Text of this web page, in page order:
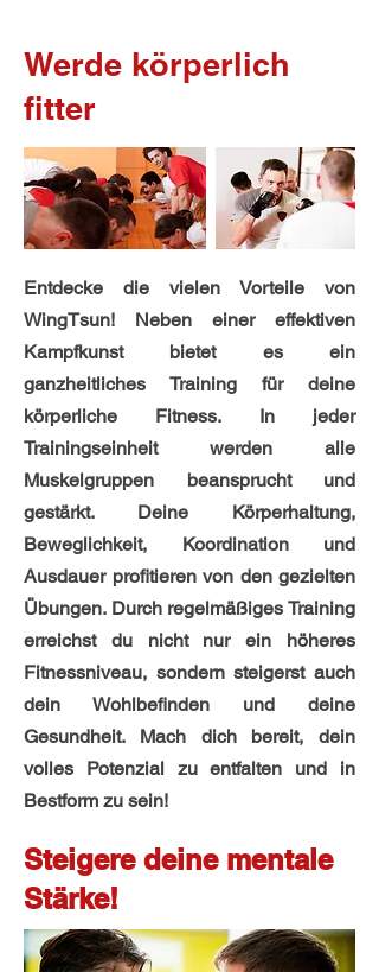
Werde körperlich
fitter
Entdecke die vielen Vorteile von
WingTsun! Neben einer effektiven
Kampfkunst bietet es ein
ganzheitliches Training für deine
körperliche Fitness. In jeder
Trainingseinheit werden alle
Muskelgruppen beansprucht und
gestärkt. Deine Körperhaltung,
Beweglichkeit, Koordination und
Ausdauer profitieren von den gezielten
Übungen. Durch regelmäßiges Training
erreichst du nicht nur ein höheres
Fitnessniveau, sondern steigerst auch
dein Wohlbefinden und deine
Gesundheit. Mach dich bereit, dein
volles Potenzial zu entfalten und in
Bestform zu sein!
Steigere deine mentale
Stärke!